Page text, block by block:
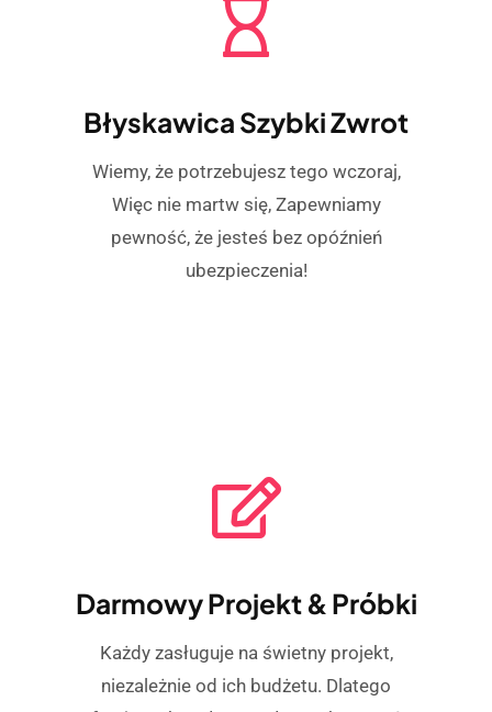
Błyskawica Szybki Zwrot
Wiemy, że potrzebujesz tego wczoraj,
Więc nie martw się, Zapewniamy
pewność, że jesteś bez opóźnień
ubezpieczenia!
Darmowy Projekt & Próbki
Każdy zasługuje na świetny projekt,
niezależnie od ich budżetu. Dlatego